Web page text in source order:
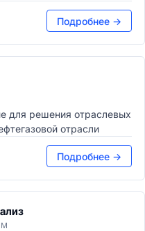
Подробнее →
для решения отраслевых
отрасли
Подробнее →